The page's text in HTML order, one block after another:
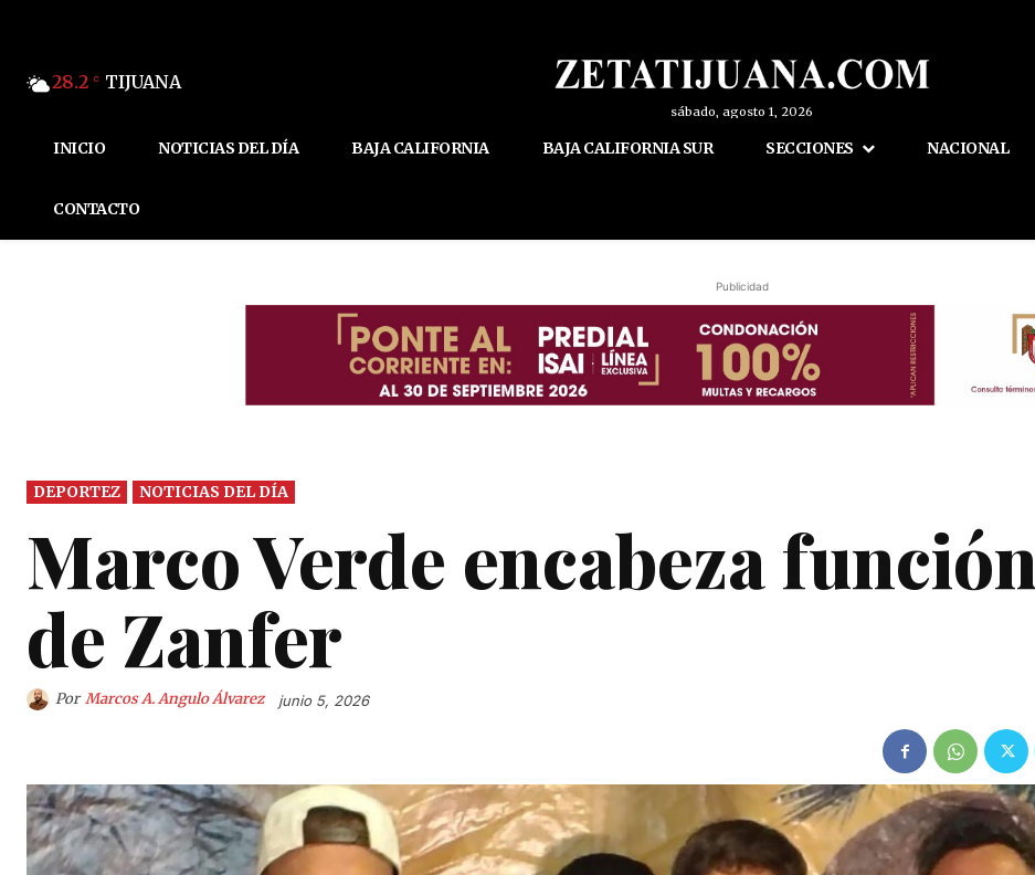
28.2 C TIJUANA
sábado, agosto 1, 2026
INICIO NOTICIAS DEL DÍA BAJA CALIFORNIA BAJA CALIFORNIA SUR SECCIONES NACIONAL
CONTACTO
Publicidad
DEPORTEZ NOTICIAS DEL DÍA
Marco Verde encabeza función
de Zanfer
Por Marcos A. Angulo Álvarez junio 5, 2026